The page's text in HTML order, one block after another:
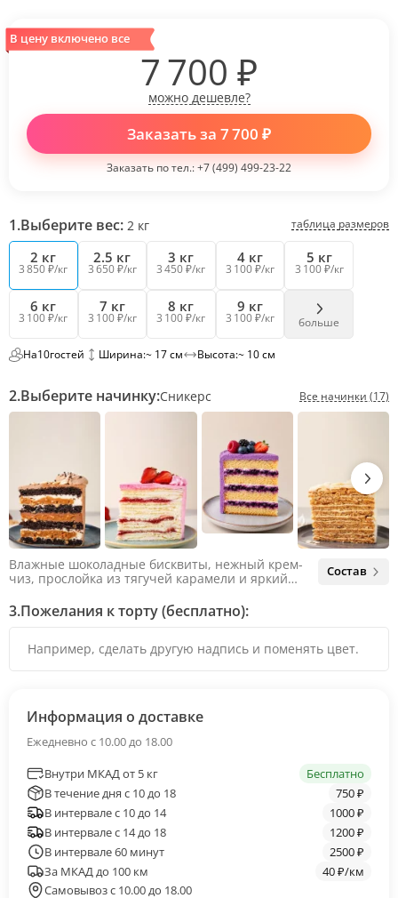
1.Выберите вес: 2 кг таблица размеров
2 кг
3 850 ₽/кг
2.5 кг
3 650 ₽/кг
3 кг
3 450 ₽/кг
4 кг
3 100 ₽/кг
5 кг
3 100 ₽/кг
6 кг
3 100 ₽/кг
7 кг
3 100 ₽/кг
8 кг
3 100 ₽/кг
9 кг
3 100 ₽/кг больше
На10гостей Ширина:~ 17 см Высота:~ 10 см
2.Выберите начинку:Сникерс Все начинки (17)
Влажные шоколадные бисквиты, нежный крем-
чиз, прослойка из тягучей карамели и яркий
яркий вкус шоколада и тягучей карамели, не
оставляя ни единого шанса остаться
Состав
3.Пожелания к торту (бесплатно):
В цену включено все
7 700 ₽
можно дешевле?
Заказать за 7 700 ₽
Заказать по тел.:+7 (499) 499-23-22
Информация о доставке
Ежедневно с 10.00 до 18.00
Внутри МКАД от 5 кг
Бесплатно
В течение дня с 10 до 18
750 ₽
В интервале с 10 до 14
1000 ₽
В интервале с 14 до 18
1200 ₽
В интервале 60 минут
2500 ₽
За МКАД до 100 км
40 ₽/км
Самовывоз с 10.00 до 18.00